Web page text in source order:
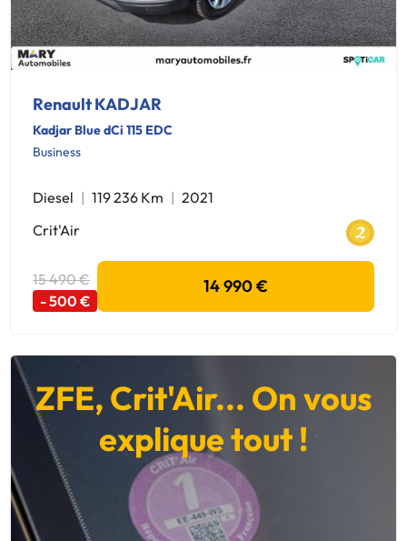
Renault KADJAR
Kadjar Blue dCi 115 EDC
Business
Diesel 119 236 Km
2021
Crit'Air
15 490 €
- 500 €
14 990 €
ZFE, Crit'Air... On vous
explique tout !